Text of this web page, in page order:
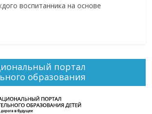
воспитанника на основе
портал
образования